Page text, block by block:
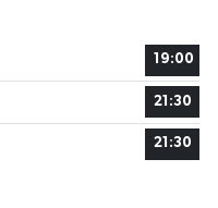
19:00
21:30
21:30